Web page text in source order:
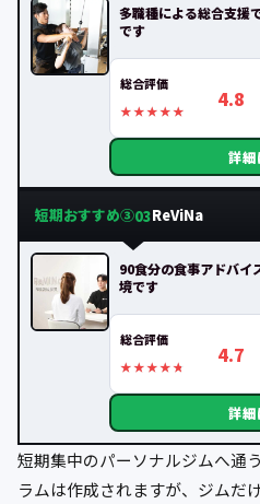
多職種による総合支援
です
総合評価
4.8
詳細
短期おすすめ③03ReViNa
90食分の食事アドバイ
境です
総合評価
4.7
詳細
短期集中のパーソナルジムへ通
ラムは作成されますが、ジムだ